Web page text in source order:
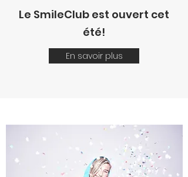
Le SmileClub est ouvert cet
été!
En savoir plus